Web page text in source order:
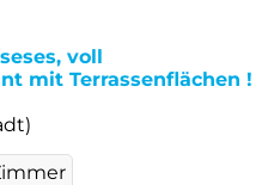
voll
mit Terrassenflächen !